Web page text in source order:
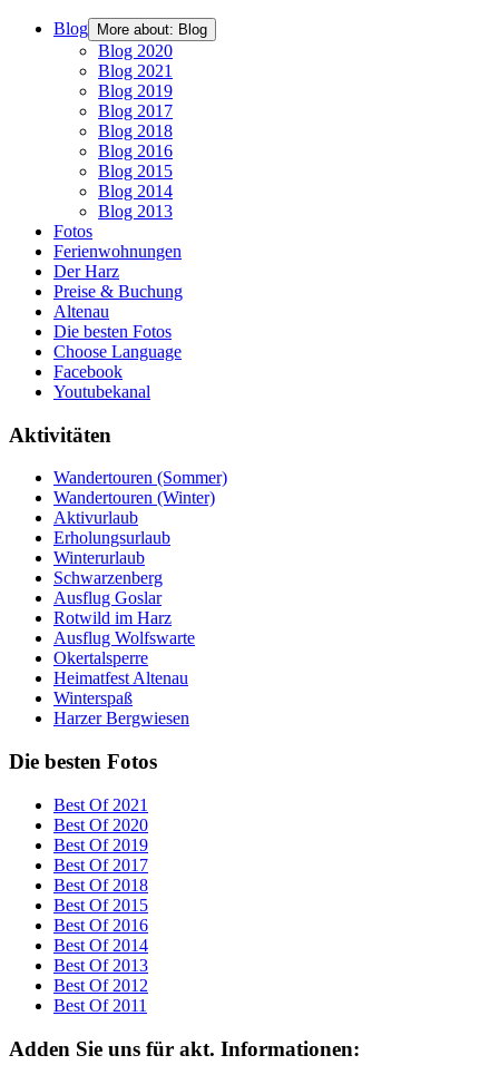
Blog More about: Blog
Blog 2020
Blog 2021
Blog 2019
Blog 2017
Blog 2018
Blog 2016
Blog 2015
Blog 2014
Blog 2013
Fotos
Ferienwohnungen
Der Harz
Preise & Buchung
Altenau
Die besten Fotos
Choose Language
Facebook
Youtubekanal
Aktivitäten
Wandertouren (Sommer)
Wandertouren (Winter)
Aktivurlaub
Erholungsurlaub
Winterurlaub
Schwarzenberg
Ausflug Goslar
Rotwild im Harz
Ausflug Wolfswarte
Okertalsperre
Heimatfest Altenau
Winterspaß
Harzer Bergwiesen
Die besten Fotos
Best Of 2021
Best Of 2020
Best Of 2019
Best Of 2017
Best Of 2018
Best Of 2015
Best Of 2016
Best Of 2014
Best Of 2013
Best Of 2012
Best Of 2011
Adden Sie uns für akt. Informationen: